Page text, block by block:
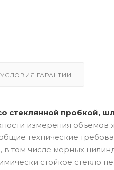
УСЛОВИЯ ГАРАНТИИ
стеклянной пробкой,
измерения объемов
технические
том числе мерных
стойкое стекло